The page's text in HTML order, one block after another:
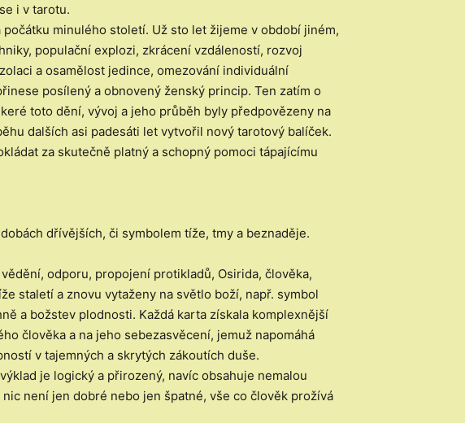
i v tarotu.
minulého století. Už sto let žijeme v období jiném,
populační explozi, zkrácení vzdáleností, rozvoj
a osamělost jedince, omezování individuální
posílený a obnovený ženský princip. Ten zatím o
toto dění, vývoj a jeho průběh byly předpovězeny na
dalších asi padesáti let vytvořil nový tarotový balíček.
za skutečně platný a schopný pomoci tápajícímu
dřívějších, či symbolem tíže, tmy a beznaděje.
odporu, propojení protikladů, Osirida, člověka,
staletí a znovu vytaženy na světlo boží, např. symbol
a božstev plodnosti. Každá karta získala komplexnější
člověka a na jeho sebezasvěcení, jemuž napomáhá
v tajemných a skrytých zákoutích duše.
je logický a přirozený, navíc obsahuje nemalou
není jen dobré nebo jen špatné, vše co člověk prožívá